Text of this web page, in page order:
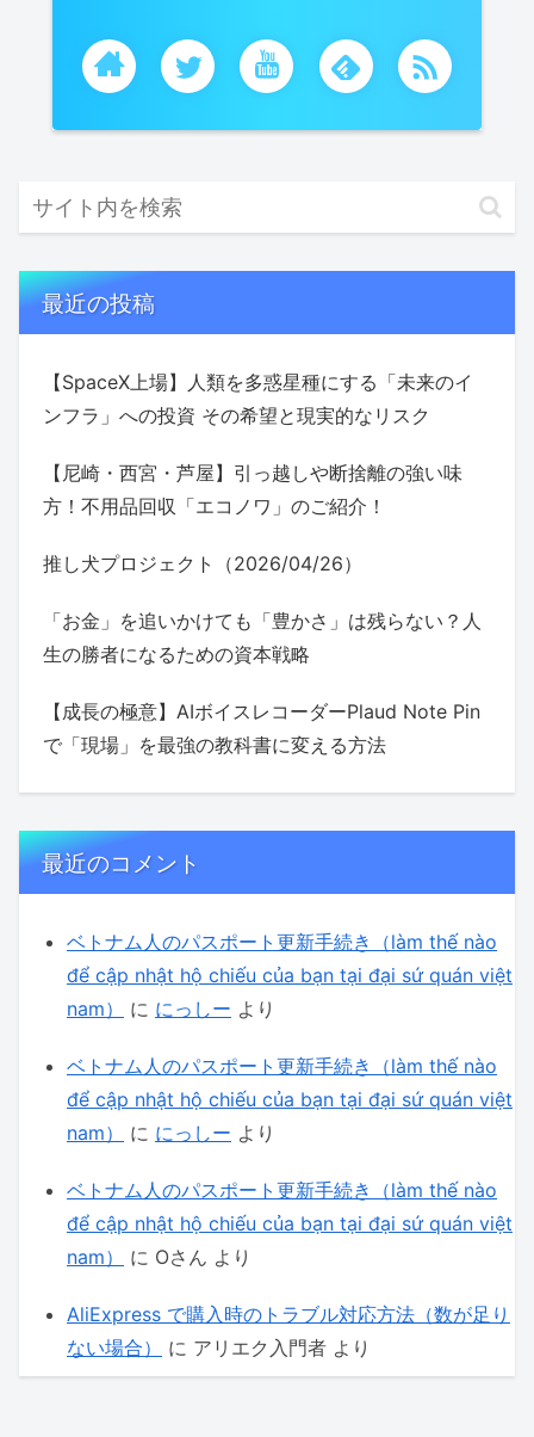
最近の投稿
【SpaceX上場】人類を多惑星種にする「未来のイ
ンフラ」への投資 その希望と現実的なリスク
【尼崎・西宮・芦屋】引っ越しや断捨離の強い味
方！不用品回収「エコノワ」のご紹介！
推し犬プロジェクト（2026/04/26）
「お金」を追いかけても「豊かさ」は残らない？人
生の勝者になるための資本戦略
【成長の極意】AIボイスレコーダーPlaud Note Pin
で「現場」を最強の教科書に変える方法
最近のコメント
ベトナム人のパスポート更新手続き（làm thế nào
để cập nhật hộ chiếu của bạn tại đại sứ quán việt
nam）
に にっしー より
ベトナム人のパスポート更新手続き（làm thế nào
để cập nhật hộ chiếu của bạn tại đại sứ quán việt
nam）
に にっしー より
ベトナム人のパスポート更新手続き（làm thế nào
để cập nhật hộ chiếu của bạn tại đại sứ quán việt
nam）
に Oさん より
AliExpress で購入時のトラブル対応方法（数が足り
ない場合）
に アリエク入門者 より